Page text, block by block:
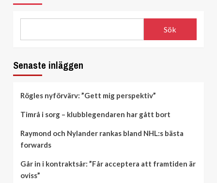
Sök
Senaste inläggen
Rögles nyförvärv: ”Gett mig perspektiv”
Timrå i sorg – klubblegendaren har gått bort
Raymond och Nylander rankas bland NHL:s bästa
forwards
Går in i kontraktsår: ”Får acceptera att framtiden är
oviss”